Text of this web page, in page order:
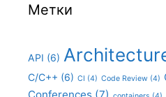
Метки
API (6)
C/C++ (6) CI (4) Code Review (4)
Conferences (7)